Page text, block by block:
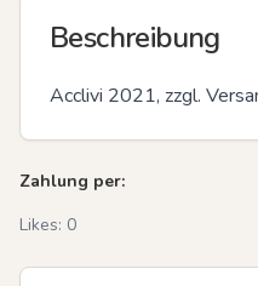
Beschreibung
Acclivi 2021, zzgl.
Zahlung per:
Likes: 0